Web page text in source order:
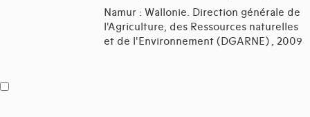
Namur : Wallonie. Direction générale de
l'Agriculture, des Ressources naturelles
et de l'Environnement (DGARNE) , 2009